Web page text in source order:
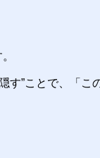
す”ことで、「こ